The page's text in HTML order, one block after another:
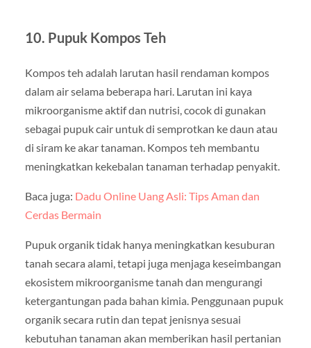
10. Pupuk Kompos Teh
Kompos teh adalah larutan hasil rendaman kompos
dalam air selama beberapa hari. Larutan ini kaya
mikroorganisme aktif dan nutrisi, cocok di gunakan
sebagai pupuk cair untuk di semprotkan ke daun atau
di siram ke akar tanaman. Kompos teh membantu
meningkatkan kekebalan tanaman terhadap penyakit.
Baca juga: Dadu Online Uang Asli: Tips Aman dan
Cerdas Bermain
Pupuk organik tidak hanya meningkatkan kesuburan
tanah secara alami, tetapi juga menjaga keseimbangan
ekosistem mikroorganisme tanah dan mengurangi
ketergantungan pada bahan kimia. Penggunaan pupuk
organik secara rutin dan tepat jenisnya sesuai
kebutuhan tanaman akan memberikan hasil pertanian